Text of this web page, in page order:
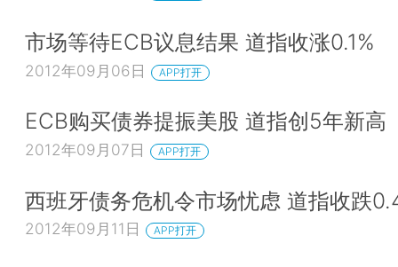
市场等待ECB议息结果 道指收涨0.1%
2012年09月06日 APP打开
ECB购买债券提振美股 道指创5年新高
2012年09月07日 APP打开
西班牙债务危机令市场忧虑 道指收跌
2012年09月11日 APP打开